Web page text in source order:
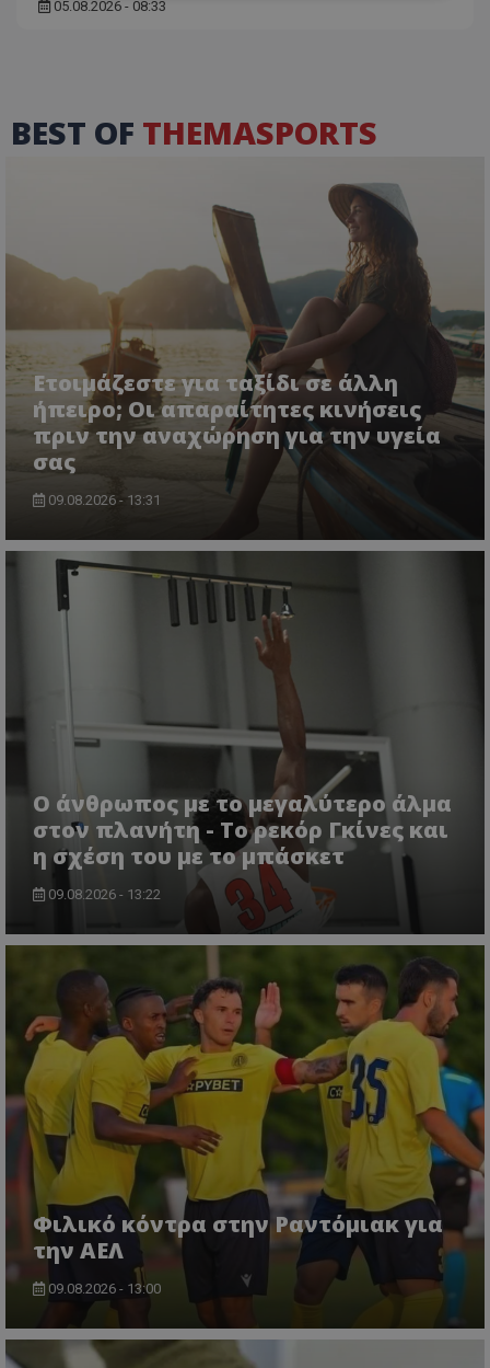
05.08.2026 - 08:33
BEST OF THEMASPORTS
Ετοιμάζεστε για ταξίδι σε άλλη
ήπειρο; Οι απαραίτητες κινήσεις
πριν την αναχώρηση για την υγεία
σας
09.08.2026 - 13:31
Ο άνθρωπος με το μεγαλύτερο άλμα
στον πλανήτη - Το ρεκόρ Γκίνες και
η σχέση του με το μπάσκετ
09.08.2026 - 13:22
Φιλικό κόντρα στην Ραντόμιακ για
την ΑΕΛ
09.08.2026 - 13:00